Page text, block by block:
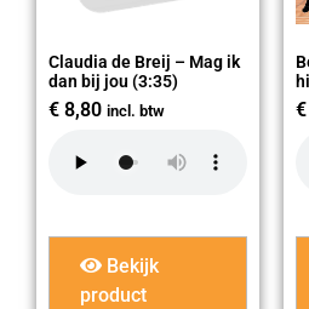
Claudia de Breij – Mag ik
dan bij jou (3:35)
€ 8,80 incl. btw
Bekijk
product
€